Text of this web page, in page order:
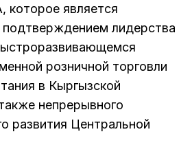
является
лидерства
розничной торговли
в Кыргызской
непрерывного
развития Центральной